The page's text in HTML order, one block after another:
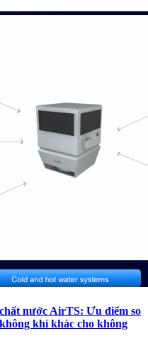
nước AirTS: Ưu điểm so
khí khác cho không